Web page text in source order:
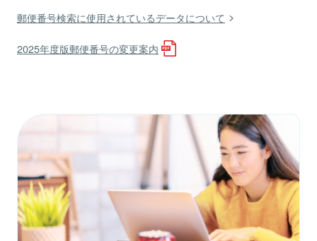
郵便番号検索に使用されているデータについて
2025年度版郵便番号の変更案内